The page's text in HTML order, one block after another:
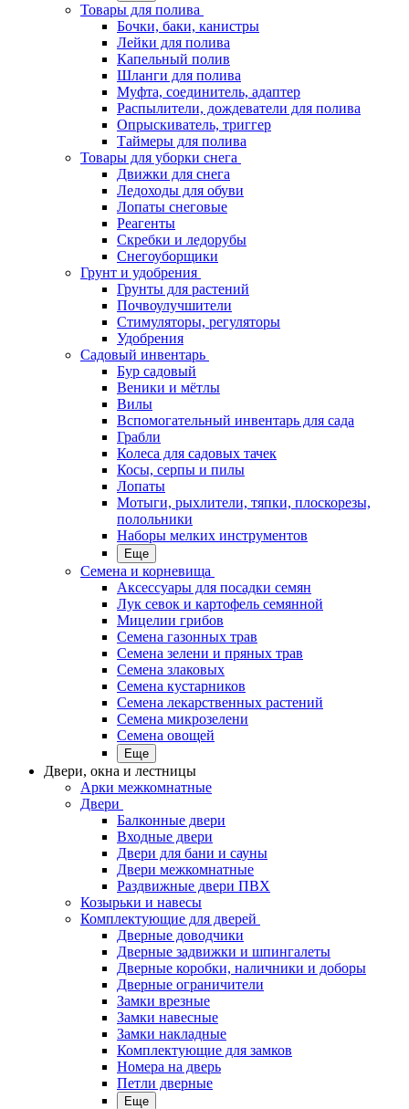
Товары для полива
Бочки, баки, канистры
Лейки для полива
Капельный полив
Шланги для полива
Муфта, соединитель, адаптер
Распылители, дождеватели для полива
Опрыскиватель, триггер
Таймеры для полива
Товары для уборки снега
Движки для снега
Ледоходы для обуви
Лопаты снеговые
Реагенты
Скребки и ледорубы
Снегоуборщики
Грунт и удобрения
Грунты для растений
Почвоулучшители
Стимуляторы, регуляторы
Удобрения
Садовый инвентарь
Бур садовый
Веники и мётлы
Вилы
Вспомогательный инвентарь для сада
Грабли
Колеса для садовых тачек
Косы, серпы и пилы
Лопаты
Мотыги, рыхлители, тяпки, плоскорезы,
полольники
Наборы мелких инструментов
Еще
Семена и корневища
Аксессуары для посадки семян
Лук севок и картофель семянной
Мицелии грибов
Семена газонных трав
Семена зелени и пряных трав
Семена злаковых
Семена кустарников
Семена лекарственных растений
Семена микрозелени
Семена овощей
Еще
Двери, окна и лестницы
Арки межкомнатные
Двери
Балконные двери
Входные двери
Двери для бани и сауны
Двери межкомнатные
Раздвижные двери ПВХ
Козырьки и навесы
Комплектующие для дверей
Дверные доводчики
Дверные задвижки и шпингалеты
Дверные коробки, наличники и доборы
Дверные ограничители
Замки врезные
Замки навесные
Замки накладные
Комплектующие для замков
Номера на дверь
Петли дверные
Еще